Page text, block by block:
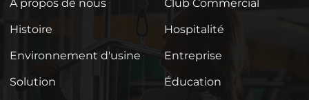
À propos de nous
Histoire
Environnement d'usine
Solution
Club Commercial
Hospitalité
Entreprise
Éducation